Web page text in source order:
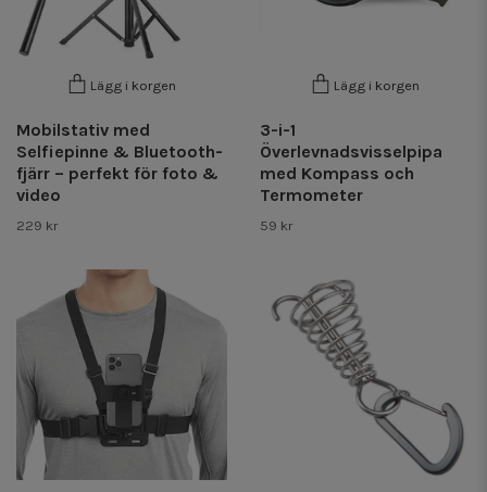
Lägg i korgen
Mobilstativ med
Selfiepinne & Bluetooth-
fjärr – perfekt för foto &
video
229 kr
Lägg i korgen
3-i-1
Överlevnadsvisselpipa
med Kompass och
Termometer
59 kr